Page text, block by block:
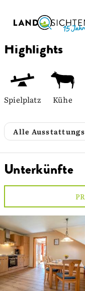
Highlights
Spielplatz Kühe
Alle
Unterkünfte